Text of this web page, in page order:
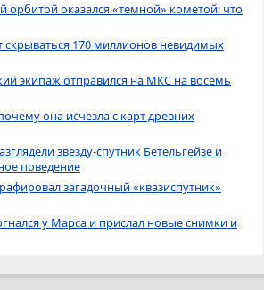
орбитой оказался «темной» кометой: что
170 миллионов невидимых
экипаж отправился на МКС на восемь
она исчезла с карт древних
звезду-спутник Бетельгейзе и
поведение
загадочный «квазиспутник»
у Марса и прислал новые снимки и